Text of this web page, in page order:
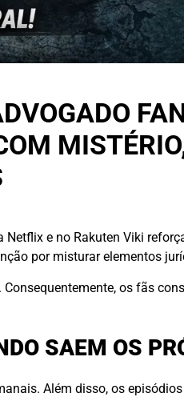
Netflix e no Rakuten Viki
por misturar elementos
os fãs
SAEM OS
Além disso, os